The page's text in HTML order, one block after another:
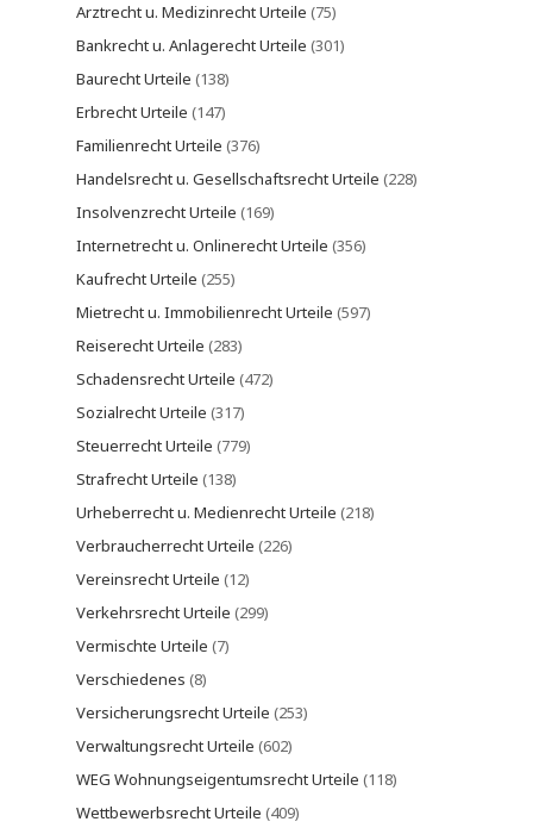
Arztrecht u. Medizinrecht Urteile (75)
Bankrecht u. Anlagerecht Urteile (301)
Baurecht Urteile (138)
Erbrecht Urteile (147)
Familienrecht Urteile (376)
Handelsrecht u. Gesellschaftsrecht Urteile (228)
Insolvenzrecht Urteile (169)
Internetrecht u. Onlinerecht Urteile (356)
Kaufrecht Urteile (255)
Mietrecht u. Immobilienrecht Urteile (597)
Reiserecht Urteile (283)
Schadensrecht Urteile (472)
Sozialrecht Urteile (317)
Steuerrecht Urteile (779)
Strafrecht Urteile (138)
Urheberrecht u. Medienrecht Urteile (218)
Verbraucherrecht Urteile (226)
Vereinsrecht Urteile (12)
Verkehrsrecht Urteile (299)
Vermischte Urteile (7)
Verschiedenes (8)
Versicherungsrecht Urteile (253)
Verwaltungsrecht Urteile (602)
WEG Wohnungseigentumsrecht Urteile (118)
Wettbewerbsrecht Urteile (409)